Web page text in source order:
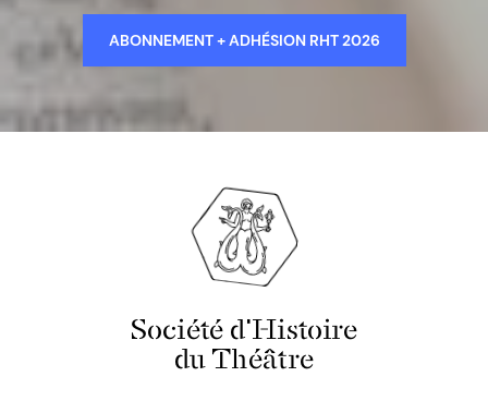
ABONNEMENT + ADHÉSION RHT 2026
Société d'Histoire
du Théâtre